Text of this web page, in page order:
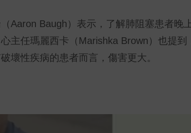
Aaron Baugh）表示，了解肺阻塞患者晚
主任瑪麗西卡（Marishka Brown）也提
壞性疾病的患者而言，傷害更大。